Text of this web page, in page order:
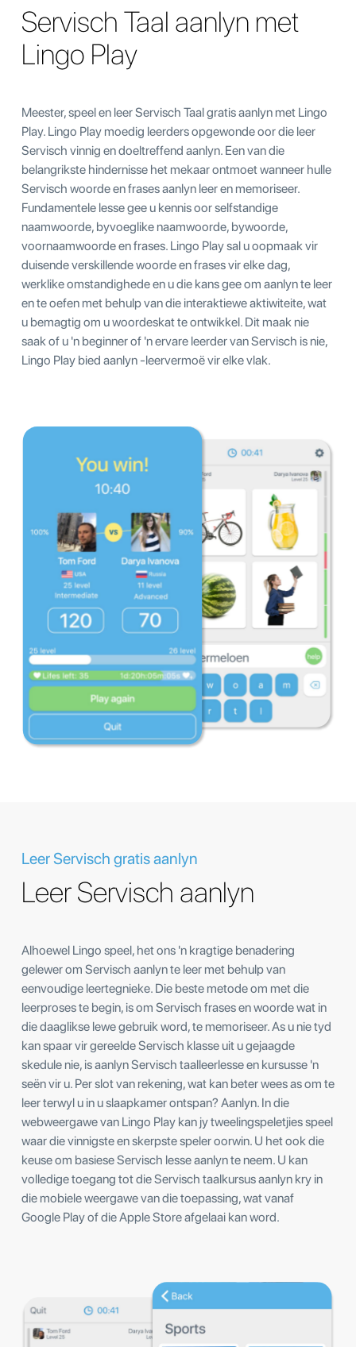
Servisch Taal aanlyn met
Lingo Play
Meester, speel en leer Servisch Taal gratis aanlyn met Lingo
Play. Lingo Play moedig leerders opgewonde oor die leer
Servisch vinnig en doeltreffend aanlyn. Een van die
belangrikste hindernisse het mekaar ontmoet wanneer hulle
Servisch woorde en frases aanlyn leer en memoriseer.
Fundamentele lesse gee u kennis oor selfstandige
naamwoorde, byvoeglike naamwoorde, bywoorde,
voornaamwoorde en frases. Lingo Play sal u oopmaak vir
duisende verskillende woorde en frases vir elke dag,
werklike omstandighede en u die kans gee om aanlyn te leer
en te oefen met behulp van die interaktiewe aktiwiteite, wat
u bemagtig om u woordeskat te ontwikkel. Dit maak nie
saak of u 'n beginner of 'n ervare leerder van Servisch is nie,
Lingo Play bied aanlyn -leervermoë vir elke vlak.
Leer Servisch gratis aanlyn
Leer Servisch aanlyn
Alhoewel Lingo speel, het ons 'n kragtige benadering
gelewer om Servisch aanlyn te leer met behulp van
eenvoudige leertegnieke. Die beste metode om met die
leerproses te begin, is om Servisch frases en woorde wat in
die daaglikse lewe gebruik word, te memoriseer. As u nie tyd
kan spaar vir gereelde Servisch klasse uit u gejaagde
skedule nie, is aanlyn Servisch taalleerlesse en kursusse 'n
seën vir u. Per slot van rekening, wat kan beter wees as om te
leer terwyl u in u slaapkamer ontspan? Aanlyn. In die
webweergawe van Lingo Play kan jy tweelingspeletjies speel
waar die vinnigste en skerpste speler oorwin. U het ook die
keuse om basiese Servisch lesse aanlyn te neem. U kan
volledige toegang tot die Servisch taalkursus aanlyn kry in
die mobiele weergawe van die toepassing, wat vanaf
Google Play of die Apple Store afgelaai kan word.